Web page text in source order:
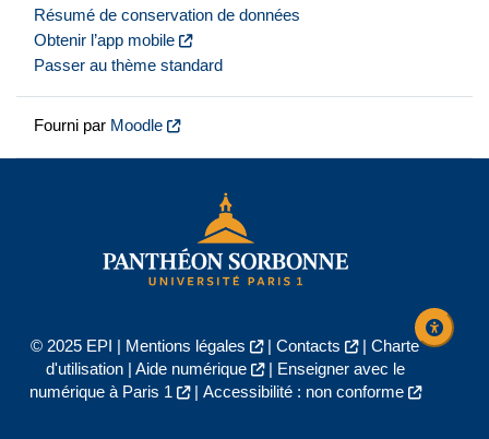
Résumé de conservation de données
Obtenir l’app mobile
Passer au thème standard
Fourni par Moodle
© 2025 EPI | Mentions légales | Contacts | Charte
d'utilisation| Aide numérique |
Enseigner avec le
numérique à Paris 1
| Accessibilité : non conforme